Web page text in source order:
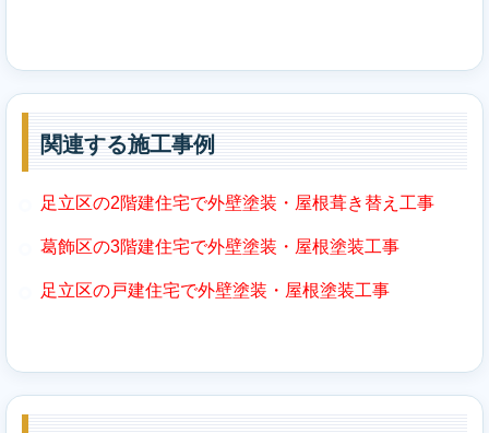
関連する施工事例
足立区の2階建住宅で外壁塗装・屋根葺き替え工事
葛飾区の3階建住宅で外壁塗装・屋根塗装工事
足立区の戸建住宅で外壁塗装・屋根塗装工事